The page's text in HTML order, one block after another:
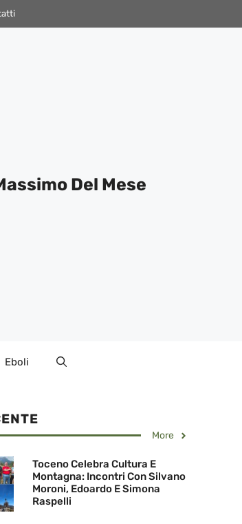
Del Mese
Eboli
More
Toceno Celebra Cultura E
Montagna: Incontri Con Silvano
Moroni, Edoardo E Simona
Raspelli